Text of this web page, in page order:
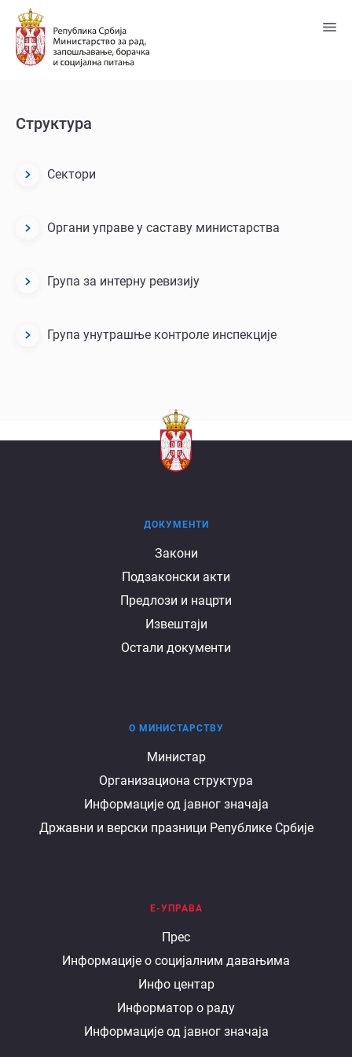
Пређи
главни
садржај
Структура
Structure
Сектори
Органи управе у саставу министарства
Група за интерну ревизију
Група унутрашње контроле инспекције
ДОКУМЕНТИ
Закони
Подзаконски акти
Предлози и нацрти
Извештаји
Остали документи
министарству
О МИНИСТАРСТВУ
Министар
Организациона структура
Информације од јавног значаја
Државни и верски празници Републике Србије
Е-УПРАВА
Прес
Информације о социјалним давањима
Инфо центар
Информатор о раду
Информације од јавног значаја